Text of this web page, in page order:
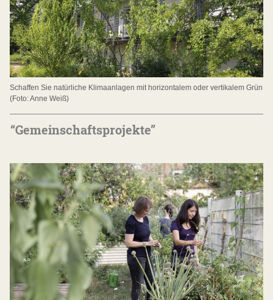
Schaffen Sie natürliche Klimaanlagen mit horizontalem oder vertikalem Grün
(Foto: Anne Weiß)
“Gemeinschaftsprojekte”